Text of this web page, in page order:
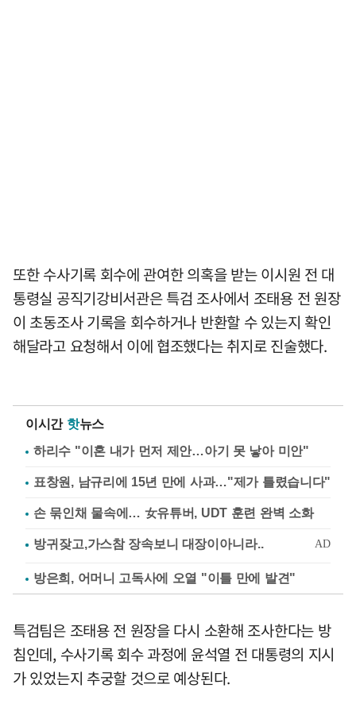
또한 수사기록 회수에 관여한 의혹을 받는 이시원 전 대
통령실 공직기강비서관은 특검 조사에서 조태용 전 원장
이 초동조사 기록을 회수하거나 반환할 수 있는지 확인
해달라고 요청해서 이에 협조했다는 취지로 진술했다.
이시간 핫뉴스
하리수 "이혼 내가 먼저 제안…아기 못 낳아 미안"
표창원, 남규리에 15년 만에 사과…"제가 틀렸습니다"
손 묶인채 물속에… 女유튜버, UDT 훈련 완벽 소화
방은희, 어머니 고독사에 오열 "이틀 만에 발견"
특검팀은 조태용 전 원장을 다시 소환해 조사한다는 방
침인데, 수사기록 회수 과정에 윤석열 전 대통령의 지시
가 있었는지 추궁할 것으로 예상된다.